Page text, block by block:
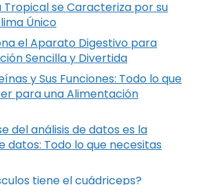
Tropical se Caracteriza por su
Único
el Aparato Digestivo para
Sencilla y Divertida
y Sus Funciones: Todo lo que
para una Alimentación
del análisis de datos es la
datos: Todo lo que necesitas
tiene el cuádriceps?